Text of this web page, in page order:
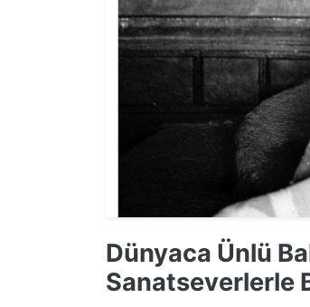
Dünyaca Ünlü
Sanatseverlerle